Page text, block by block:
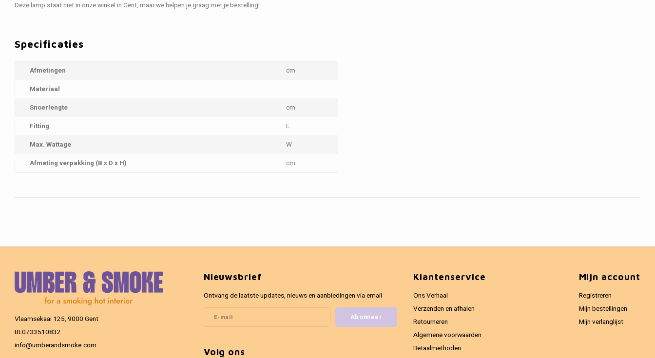
Deze lamp staat niet in onze winkel in Gent, maar we helpen je graag met je bestelling!
Specificaties
Afmetingen
cm
Materiaal
Snoerlengte
cm
Fitting
E
Max. Wattage
W
Afmeting verpakking (B x D x H)
cm
Vlaamsekaai 125, 9000 Gent
BE0733510832
info@umberandsmoke.com
Nieuwsbrief
Ontvang de laatste updates, nieuws en aanbiedingen via email
Abonneer
Volg ons
Klantenservice
Ons Verhaal
Verzenden en afhalen
Retourneren
Algemene voorwaarden
Betaalmethoden
Mijn account
Registreren
Mijn bestellingen
Mijn verlanglijst